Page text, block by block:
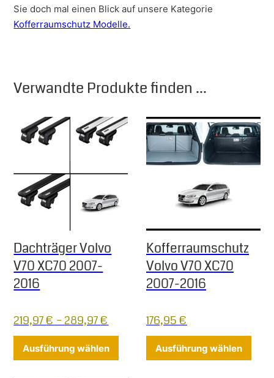
Sie doch mal einen Blick auf unsere Kategorie
Kofferraumschutz Modelle.
Verwandte Produkte finden ...
Dachträger Volvo
V70 XC70 2007-
2016
219,97€–289,97€
Ausführung wählen Dieses Produkt weist mehrere
Kofferraumschutz
Volvo V70 XC70
2007-2016
176,95€
Ausführung wählen